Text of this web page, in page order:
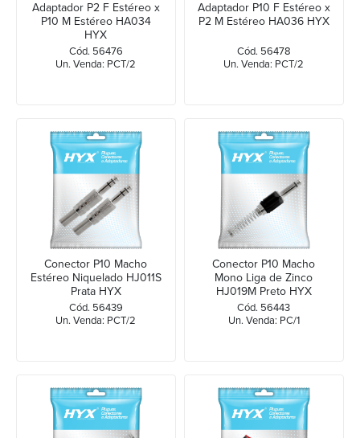
Adaptador P2 F Estéreo x
P10 M Estéreo HA034
HYX
Cód. 56476
Un. Venda: PCT/2
Adaptador P10 F Estéreo x
P2 M Estéreo HA036 HYX
Cód. 56478
Un. Venda: PCT/2
Conector P10 Macho
Estéreo Niquelado HJ011S
Prata HYX
Cód. 56439
Un. Venda: PCT/2
Conector P10 Macho
Mono Liga de Zinco
HJ019M Preto HYX
Cód. 56443
Un. Venda: PC/1